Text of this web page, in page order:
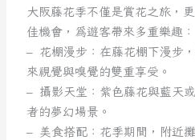
大阪藤花季不僅是賞花之旅，
佳機會，為遊客帶來多重樂趣：
– 花棚漫步：在藤花棚下漫步
來視覺與嗅覺的雙重享受。
– 攝影天堂：紫色藤花與藍天
者的夢幻場景。
– 美食搭配：花季期間，附近